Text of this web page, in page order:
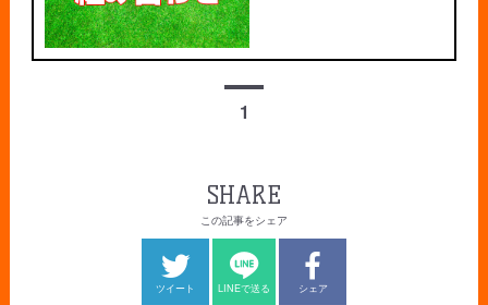
1
SHARE
この記事をシェア
ツイート LINEで送る シェア